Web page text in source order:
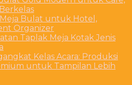
Bulat untuk Hotel,
Organizer
Taplak Meja Kotak Jenis
Kelas Acara: Produksi
untuk Tampilan Lebih